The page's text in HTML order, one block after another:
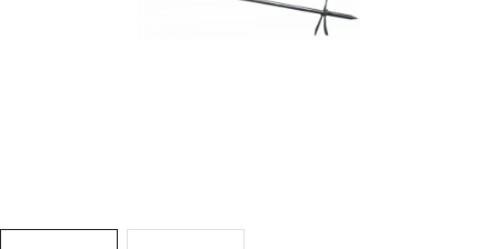
Ochranné pracovné pomôcky